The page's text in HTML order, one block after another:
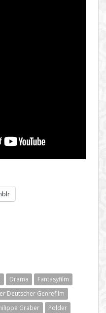
Drama
Fantasyfilm
Deutscher Genrefilm
Graber
Polder